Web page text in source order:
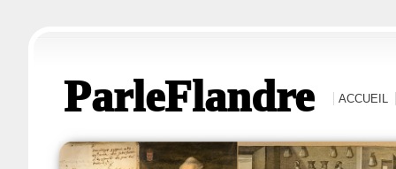
ParleFlandre ACCUEIL